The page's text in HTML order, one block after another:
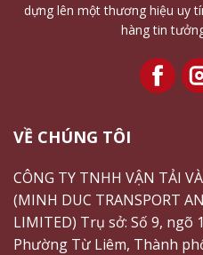
dựng lên một thương hiệu uy
hàng tin
VỀ CHÚNG TÔI
CÔNG TY TNHH VẬN TẢI
(MINH DUC TRANSPORT
LIMITED) Trụ sở: Số 9,
Phường Từ Liêm, Thành